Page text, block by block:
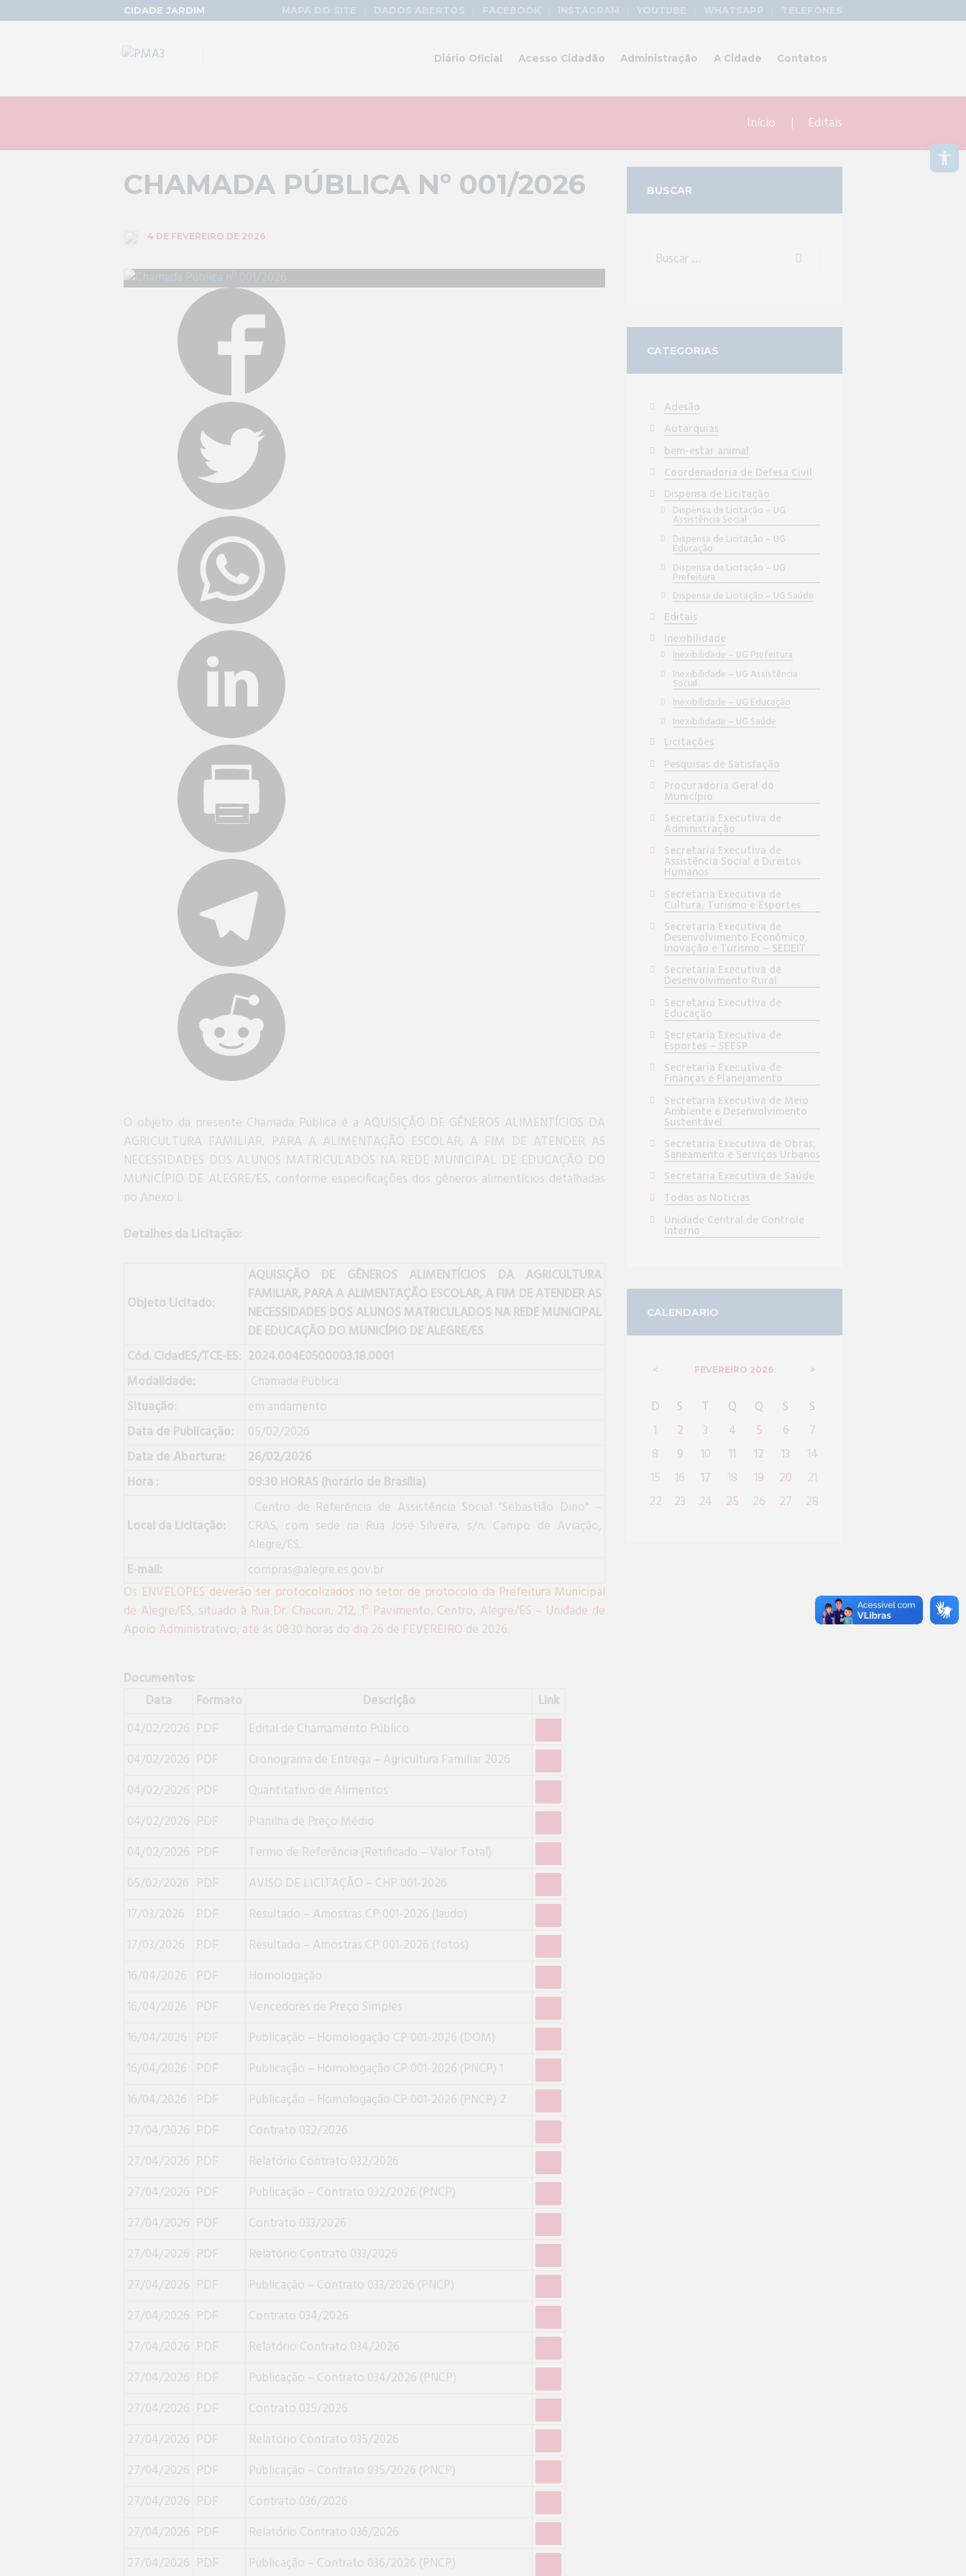
CIDADE JARDIM MAPA DO SITE DADOS ABERTOS FACEBOOK INSTAGRAM YOUTUBE WHATSAPP TELEFONES
Diário Oficial Acesso Cidadão Administração A Cidade Contatos
Início Editais
CHAMADA PÚBLICA Nº 001/2026
4 DE FEVEREIRO DE 2026
O objeto da presente Chamada Pública é a AQUISIÇÃO DE GÊNEROS ALIMENTÍCIOS DA
AGRICULTURA FAMILIAR, PARA A ALIMENTAÇÃO ESCOLAR, A FIM DE ATENDER AS
NECESSIDADES DOS ALUNOS MATRICULADOS NA REDE MUNICIPAL DE EDUCAÇÃO DO
MUNICÍPIO DE ALEGRE/ES, conforme especificações dos gêneros alimentícios detalhadas
no Anexo I.
Detalhes da Licitação:
Objeto Licitado:
AQUISIÇÃO DE GÊNEROS ALIMENTÍCIOS DA AGRICULTURA
FAMILIAR, PARA A ALIMENTAÇÃO ESCOLAR, A FIM DE ATENDER AS
NECESSIDADES DOS ALUNOS MATRICULADOS NA REDE MUNICIPAL
DE EDUCAÇÃO DO MUNICÍPIO DE ALEGRE/ES
Cód. CidadES/TCE-ES: 2024.004E0500003.18.0001
Modalidade:
Chamada Pública
Situação:
em andamento
Data de Publicação:
05/02/2026
Data de Abertura:
26/02/2026
Hora :
09:30 HORAS (horário de Brasília)
Local da Licitação:
Centro de Referência de Assistência Social “Sebastião Dino” –
CRAS, com sede na Rua José Silveira, s/n, Campo de Aviação,
Alegre/ES.
E-mail:
compras@alegre.es.gov.br
Os ENVELOPES deverão ser protocolizados no setor de protocolo da Prefeitura Municipal
de Alegre/ES, situado à Rua Dr. Chacon, 212, 1º Pavimento, Centro, Alegre/ES – Unidade de
Apoio Administrativo, até às 08:30 horas do dia 26 de FEVEREIRO de 2026.
Documentos:
Data
Formato Descrição
Link
04/02/2026 PDF
Edital de Chamamento Público
04/02/2026 PDF
Cronograma de Entrega – Agricultura Familiar 2026
04/02/2026 PDF
Quantitativo de Alimentos
04/02/2026 PDF
Planilha de Preço Médio
04/02/2026 PDF
Termo de Referência (Retificado – Valor Total)
05/02/2026 PDF
AVISO DE LICITAÇÃO – CHP 001-2026
17/03/2026
PDF
Resultado – Amostras CP 001-2026 (laudo)
17/03/2026
PDF
Resultado – Amostras CP 001-2026 (fotos)
16/04/2026 PDF
Homologação
16/04/2026 PDF
Vencedores de Preço Simples
16/04/2026 PDF
Publicação – Homologação CP 001-2026 (DOM)
16/04/2026 PDF
Publicação – Homologação CP 001-2026 (PNCP) 1
16/04/2026 PDF
Publicação – Homologação CP 001-2026 (PNCP) 2
27/04/2026 PDF
Contrato 032/2026
27/04/2026 PDF
Relatório Contrato 032/2026
27/04/2026 PDF
Publicação – Contrato 032/2026 (PNCP)
27/04/2026 PDF
Contrato 033/2026
27/04/2026 PDF
Relatório Contrato 033/2026
27/04/2026 PDF
Publicação – Contrato 033/2026 (PNCP)
27/04/2026 PDF
Contrato 034/2026
27/04/2026 PDF
Relatório Contrato 034/2026
27/04/2026 PDF
Publicação – Contrato 034/2026 (PNCP)
27/04/2026 PDF
Contrato 035/2026
27/04/2026 PDF
Relatório Contrato 035/2026
27/04/2026 PDF
Publicação – Contrato 035/2026 (PNCP)
27/04/2026 PDF
Contrato 036/2026
27/04/2026 PDF
Relatório Contrato 036/2026
27/04/2026 PDF Publicação – Contrato 036/2026 (PNCP)
BUSCAR
CATEGORIAS
Adesão
Autarquias
bem-estar animal
Coordenadoria de Defesa Civil
Dispensa de Licitação
Dispensa de Licitação – UG
Assistência Social
Dispensa de Licitação – UG
Educação
Dispensa de Licitação – UG
Prefeitura
Dispensa de Licitação – UG Saúde
Editais
Inexibilidade
Inexibilidade – UG Prefeitura
Inexibilidade – UG Assistência
Social
Inexibilidade – UG Educação
Inexibilidade – UG Saúde
Licitações
Pesquisas de Satisfação
Procuradoria Geral do
Município
Secretaria Executiva de
Administração
Secretaria Executiva de
Assistência Social e Direitos
Humanos
Secretaria Executiva de
Cultura, Turismo e Esportes
Secretaria Executiva de
Desenvolvimento Econômico,
Inovação e Turismo – SEDEIT
Secretaria Executiva de
Desenvolvimento Rural
Secretaria Executiva de
Educação
Secretaria Executiva de
Esportes – SEESP
Secretaria Executiva de
Finanças e Planejamento
Secretaria Executiva de Meio
Ambiente e Desenvolvimento
Sustentável
Secretaria Executiva de Obras,
Saneamento e Serviços Urbanos
Secretaria Executiva de Saúde
Todas as Noticias
Unidade Central de Controle
Interno
CALENDARIO
FEVEREIRO 2026
D S T Q Q S
S
1
2 3 4 5 6
7
8
9 10 11 12 13
14
15
16 17 18 19 20
21
22
23 24 25 26 27 28
Abrir a barra de ferramentas